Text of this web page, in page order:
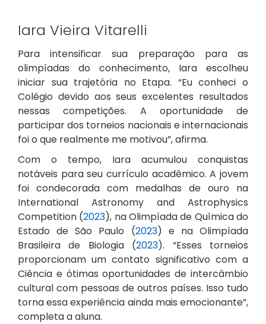
Iara Vieira Vitarelli
Para intensificar sua preparação para as
olimpíadas do conhecimento, Iara escolheu
iniciar sua trajetória no Etapa. “Eu conheci o
Colégio devido aos seus excelentes resultados
nessas competições. A oportunidade de
participar dos torneios nacionais e internacionais
foi o que realmente me motivou”, afirma.
Com o tempo, Iara acumulou conquistas
notáveis para seu currículo acadêmico. A jovem
foi condecorada com medalhas de ouro na
International Astronomy and Astrophysics
Competition (2023), na Olimpíada de Química do
Estado de São Paulo (2023) e na Olimpíada
Brasileira de Biologia (2023). “Esses torneios
proporcionam um contato significativo com a
Ciência e ótimas oportunidades de intercâmbio
cultural com pessoas de outros países. Isso tudo
torna essa experiência ainda mais emocionante”,
completa a aluna.